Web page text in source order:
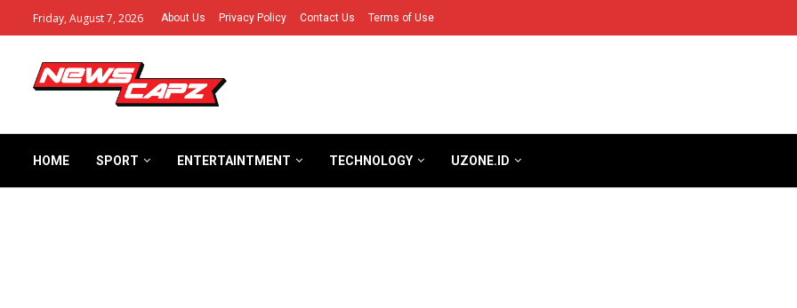
Friday, August 7, 2026 About Us Privacy Policy Contact Us Terms of Use
HOME SPORT ENTERTAINTMENT TECHNOLOGY UZONE.ID